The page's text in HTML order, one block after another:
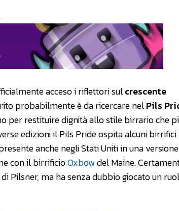
acceso i riflettori sulcrescente
probabilmente è da ricercare nelPils
per restituire dignità allo stile birrario che
edizioni il Pils Pride ospita alcuni birrifici
anche negli Stati Uniti in una versione
con il birrificioOxbowdel Maine.
Pilsner, ma ha senza dubbio giocato un